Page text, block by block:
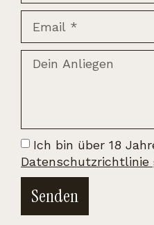
Ich bin über 18
Datenschutzrichtlinie
Senden